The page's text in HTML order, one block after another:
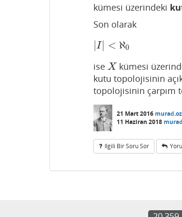
kümesi üzerindeki
Son olarak
|I| < ℵ0
| |<ℵ0
ise X
X
kümesi
kutu topolojisinin
topolojisinin çarpım
21 Mart 2016
11 Haziran 2018
Ilgili Bir Soru Sor